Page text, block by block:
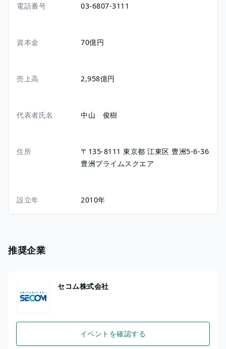
電話番号 03-6807-3111
資本金 70億円
売上高 2,958億円
代表者氏名 中山 俊樹
住所 〒135-8111東京都江東区 豊洲5-6-36
豊洲プライムスクエア
設立年 2010年
推奨企業
セコム株式会社
イベントを確認する